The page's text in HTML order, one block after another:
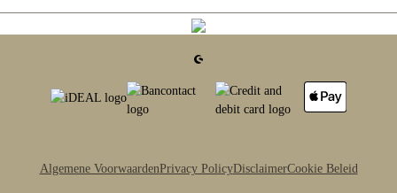
Algemene VoorwaardenPrivacy PolicyDisclaimerCookie Beleid